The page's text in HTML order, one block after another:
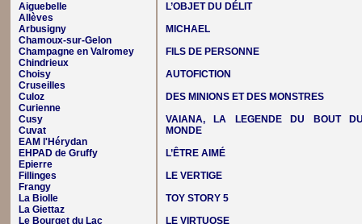
Aiguebelle
Allèves
Arbusigny
Chamoux-sur-Gelon
Champagne en Valromey
Chindrieux
Choisy
Cruseilles
Culoz
Curienne
Cusy
Cuvat
EAM l'Hérydan
EHPAD de Gruffy
Epierre
Fillinges
Frangy
La Biolle
La Giettaz
Le Bourget du Lac
L’OBJET DU DÉLIT
MICHAEL
FILS DE PERSONNE
AUTOFICTION
DES MINIONS ET DES MONSTRES
VAIANA, LA LEGENDE DU BOUT
MONDE
L’ÊTRE AIMÉ
LE VERTIGE
TOY STORY 5
LE VIRTUOSE